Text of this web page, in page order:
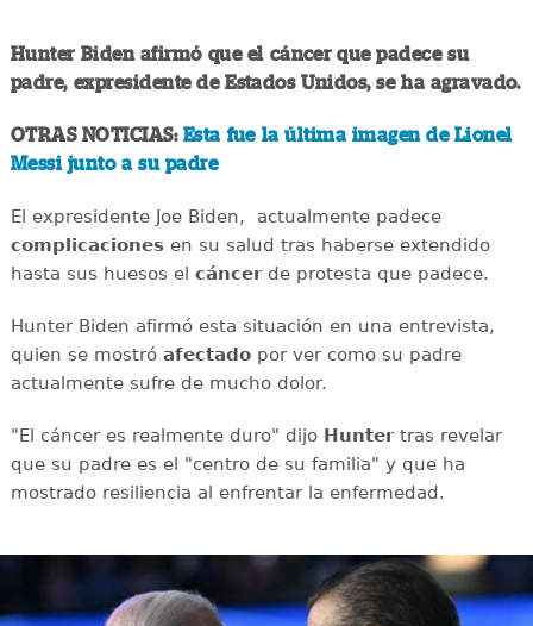
Hunter Biden afirmó que el cáncer que padece su
padre, expresidente de Estados Unidos, se ha agravado.
OTRAS NOTICIAS: Esta fue la última imagen de Lionel
Messi junto a su padre
El expresidente Joe Biden, actualmente padece
complicacionesen su salud tras haberse extendido
hasta sus huesos el cáncerde protesta que padece.
Hunter Biden afirmó esta situación en una entrevista,
quien se mostró afectadopor ver como su padre
actualmente sufre de mucho dolor.
"El cáncer es realmente duro" dijo Huntertras revelar
que su padre es el "centro de su familia" y que ha
mostrado resiliencia al enfrentar la enfermedad.